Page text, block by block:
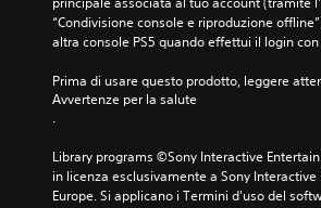
d
i
s
i
n
e
r
“Condivisione console e riproduzione
altra console PS5 quando effettui il login
Prima di usare questo prodotto, leggere
Avvertenze per la salute
.
Library programs ©Sony Interactive
in licenza esclusivamente a Sony
Europe. Si applicano i Termini d'uso del